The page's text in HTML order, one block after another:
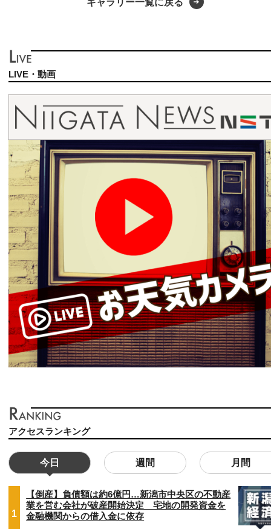
LIVE・動画
アクセスランキング
今日 週間 月間
1
【倒産】負債額は約6億円…新潟市中央区の不動産
業を営む会社が破産開始決定 宅地の開発資金を
金融機関からの借入金に依存